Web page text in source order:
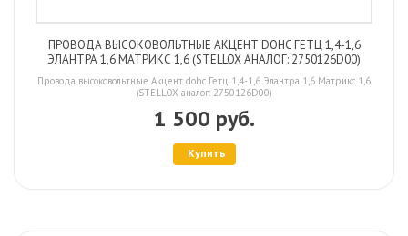
ПРОВОДА ВЫСОКОВОЛЬТНЫЕ АКЦЕНТ DOHC ГЕТЦ 1,4-1,6
ЭЛАНТРА 1,6 МАТРИКС 1,6 (STELLOX АНАЛОГ: 2750126D00)
Провода высоковольтные Акцент dohc Гетц 1,4-1,6 Элантра 1,6 Матрикс 1,6
(STELLOX аналог: 2750126D00)
1 500 руб.
Купить